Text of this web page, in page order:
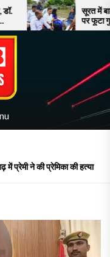
सूरत में बाढ़ से बेहाल
पर फूटा गुस्सा!
ने की प्रेमिका की हत्या